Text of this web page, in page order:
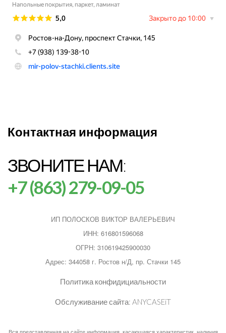
Контактная информация
ЗВОНИТЕ НАМ:
+7 (863) 279-09-05
ИП ПОЛОСКОВ ВИКТОР ВАЛЕРЬЕВИЧ
ИНН: 616801596068
ОГРН: 310619425900030
Адрес: 344058 г. Ростов н/Д, пр. Стачки 145
Политика конфидициальности
Обслуживание сайта: ANYCASEiT